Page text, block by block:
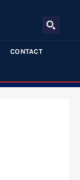
CONTACT